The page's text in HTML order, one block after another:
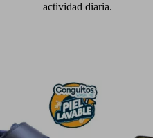
actividad diaria.